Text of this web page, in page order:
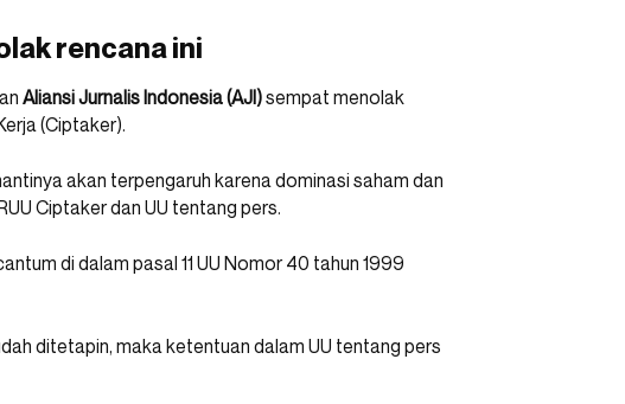
rencana ini
Aliansi Jurnalis Indonesia (AJI)sempat menolak
(Ciptaker).
akan terpengaruh karena dominasi saham dan
Ciptaker dan UU tentang pers.
di dalam pasal 11 UU Nomor 40 tahun 1999
ditetapin, maka ketentuan dalam UU tentang pers